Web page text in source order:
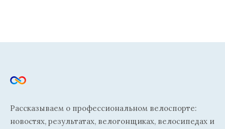
Рассказываем о профессиональном велоспорте:
новостях, результатах, велогонщиках, велосипедах и